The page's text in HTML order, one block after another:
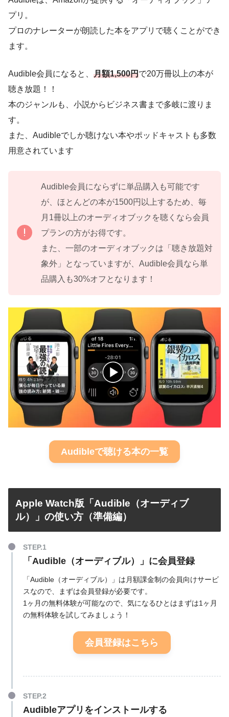
プリ。
プロのナレーターが朗読した本をアプリで聴くことができ
ます。
Audible会員になると、 月額1,500円で20万冊以上の本が
聴き放題！！
本のジャンルも、小説からビジネス書まで多岐に渡りま
す。
また、Audibleでしか聴けない本やポッドキャストも多数
用意されています
Audible会員にならずに単品購入も可能です
が、ほとんどの本が1500円以上するため、毎
月1冊以上のオーディオブックを聴くなら会員
プランの方がお得です。
また、一部のオーディオブックは「聴き放題対
象外」となっていますが、Audible会員なら単
品購入も30%オフとなります！
Audibleで聴ける本の一覧
Apple Watch版「Audible（オーディブ
ル）」の使い方（準備編）
「Audible（オーディブル）」に会員登録
「Audible（オーディブル）」は月額課金制の会員向けサービ
スなので、まずは会員登録が必要です。
1ヶ月の無料体験が可能なので、気になるひとはまずは1ヶ月
の無料体験を試してみましょう！
会員登録はこちら
Audibleアプリをインストールする